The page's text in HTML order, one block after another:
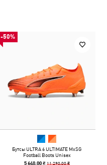
-50%
Бутсы ULTRA 6 ULTIMATE MxSG
Football Boots Unisex
5 640,00 ₴ 11 290,00 ₴